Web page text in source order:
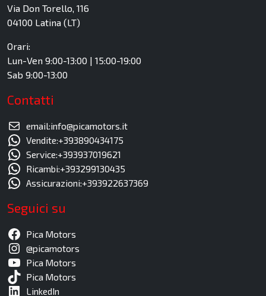
Via Don Torello, 116
04100 Latina (LT)
Orari:
Lun-Ven 9:00-13:00 | 15:00-19:00
Sab 9:00-13:00
Contatti
email:info@picamotors.it
Vendite:+393890434175
Service:+393937019621
Ricambi:+393299130435
Assicurazioni:+393922637369
Seguici su
Pica Motors
@picamotors
Pica Motors
Pica Motors
LinkedIn